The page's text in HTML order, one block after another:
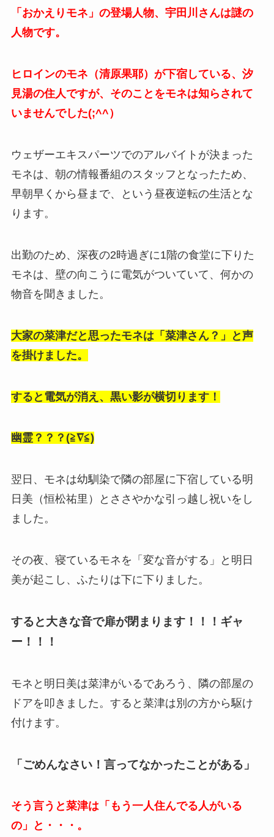
「おかえりモネ」の登場人物、宇田川さんは謎の
人物です。
ヒロインのモネ（清原果耶）が下宿している、汐
見湯の住人ですが、そのことをモネは知らされて
いませんでした(;^^）
ウェザーエキスパーツでのアルバイトが決まった
モネは、朝の情報番組のスタッフとなったため、
早朝早くから昼まで、という昼夜逆転の生活とな
ります。
出勤のため、深夜の2時過ぎに1階の食堂に下りた
モネは、壁の向こうに電気がついていて、何かの
物音を聞きました。
大家の菜津だと思ったモネは「菜津さん？」と声
を掛けました。
すると電気が消え、黒い影が横切ります！
幽霊？？？(≧∇≦)
翌日、モネは幼馴染で隣の部屋に下宿している明
日美（恒松祐里）とささやかな引っ越し祝いをし
ました。
その夜、寝ているモネを「変な音がする」と明日
美が起こし、ふたりは下に下りました。
すると大きな音で扉が閉まります！！！ギャ
ー！！！
モネと明日美は菜津がいるであろう、隣の部屋の
ドアを叩きました。すると菜津は別の方から駆け
付けます。
「ごめんなさい！言ってなかったことがある」
そう言うと菜津は「もう一人住んでる人がいる
の」と・・・。